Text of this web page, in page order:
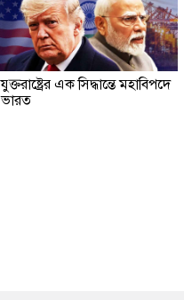
যুক্তরাষ্ট্রের এক সিদ্ধান্তে মহাবিপদে
ভারত